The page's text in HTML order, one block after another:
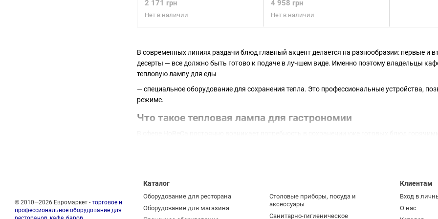
В современных линиях раздачи блюд главный акцент делается на разнообразии: первые и
десерты — все должно быть готово к подаче в лучшем виде. Именно поэтому владельцы
тепловую лампу для еды
— специальное оборудование для сохранения тепла. Это профессиональные устройства,
режиме.
Что такое тепловая лампа для гастрономии
в специализированном магазине «Евромаркет», где представлен выбор моделей под любые
Профессиональная тепловая
питания. Модели могут быть
одному принципу:
и поддерживая идеальную
2 171 грн
Нет в наличии
4 958 грн
Нет в наличии
© 2010—2026 Евромаркет - торговое и
профессиональное оборудование для
Каталог
Оборудование для ресторана
Оборудование для магазина
Столовые приборы, посуда и
аксессуары
Санитарно-гигиеническое
Клиентам
Вход в
О нас